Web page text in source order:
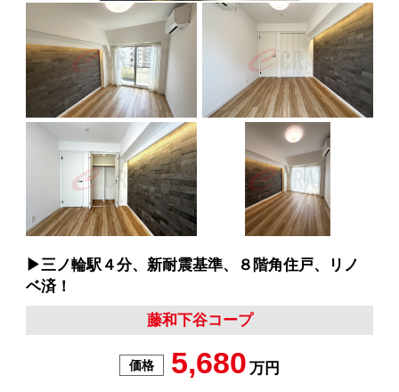
▶︎三ノ輪駅４分、新耐震基準、８階角住戸、リノ
ベ済！
藤和下谷コープ
価格 5,680 万円